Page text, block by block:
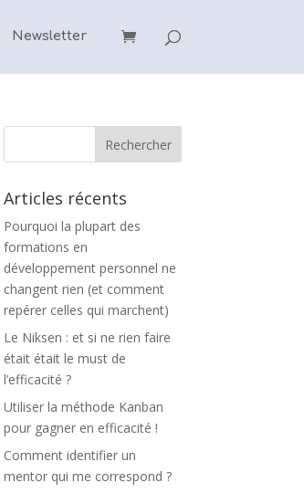
Newsletter
Articles récents
Pourquoi la plupart des
formations en
développement personnel ne
changent rien (et comment
repérer celles qui marchent)
Le Niksen : et si ne rien faire
était était le must de
l’efficacité ?
Utiliser la méthode Kanban
pour gagner en efficacité !
Comment identifier un
mentor qui me correspond ?